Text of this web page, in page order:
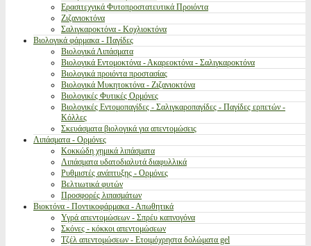
Ερασιτεχνικά Φυτοπροστατευτικά Προιόντα
Ζιζανιοκτόνα
Σαλιγκαροκτόνα - Κοχλιοκτόνα
Βιολογικά φάρμακα - Παγίδες
Βιολογικά Λιπάσματα
Βιολογικά Εντομοκτόνα - Ακαρεοκτόνα - Σαλιγκαροκτόνα
Βιολογικά προιόντα προστασίας
Βιολογικά Μυκητοκτόνα - Ζιζανιοκτόνα
Βιολογικές Φυτικές Ορμόνες
Βιολογικές Εντομοπαγίδες - Σαλιγκαροπαγίδες - Παγίδες ερπετών -
Κόλλες
Σκευάσματα βιολογικά για απεντομώσεις
Λιπάσματα - Ορμόνες
Κοκκώδη χημικά λιπάσματα
Λιπάσματα υδατοδιαλυτά διαφυλλικά
Ρυθμιστές ανάπτυξης - Ορμόνες
Βελτιωτικά φυτών
Προσφορές λιπασμάτων
Βιοκτόνα - Ποντικοφάρμακα - Απωθητικά
Υγρά απεντομώσεων - Σπρέυ καπνογόνα
Σκόνες - κόκκοι απεντομώσεων
Τζέλ απεντομώσεων - Ετοιμόχρηστα δολώματα gel